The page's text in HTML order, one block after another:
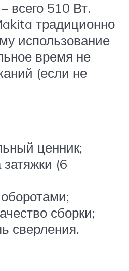
всего 510 Вт.
традиционно
использование
время не
(если не
ценник;
затяжки (6
сборки;
сверления.